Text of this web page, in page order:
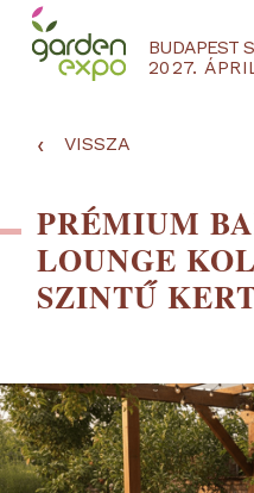
BUDAPEST
2027.
‹ VISSZA
PRÉMIUM
LOUNGE
SZINTŰ